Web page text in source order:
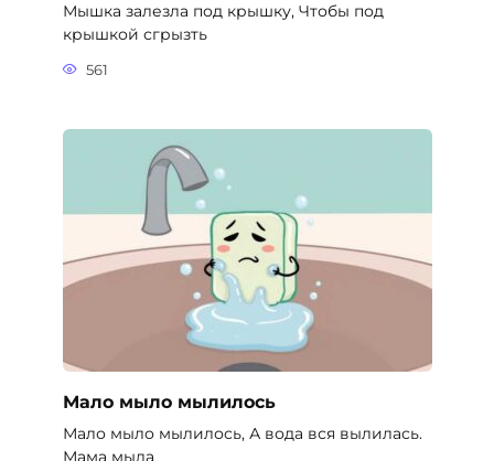
Мышка залезла под крышку, Чтобы под
крышкой сгрызть
561
Мало мыло мылилось
Мало мыло мылилось, А вода вся вылилась.
Мама мыла